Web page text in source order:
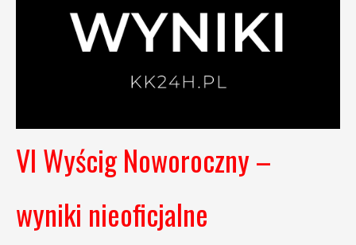
VI Wyścig Noworoczny –
wyniki nieoficjalne